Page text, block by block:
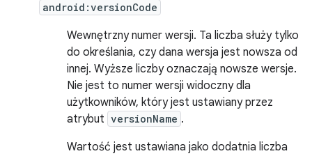
android:versionCode
Wewnętrzny numer wersji. Ta liczba służy tylko
do określania, czy dana wersja jest nowsza od
innej. Wyższe liczby oznaczają nowsze wersje.
Nie jest to numer wersji widoczny dla
użytkowników, który jest ustawiany przez
atrybut versionName .
Wartość jest ustawiana jako dodatnia liczba